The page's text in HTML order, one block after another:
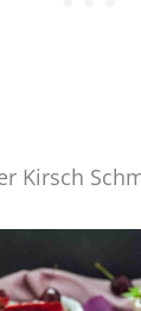
Kirsch